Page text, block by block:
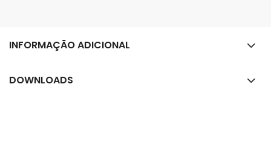
INFORMAÇÃO ADICIONAL
DOWNLOADS